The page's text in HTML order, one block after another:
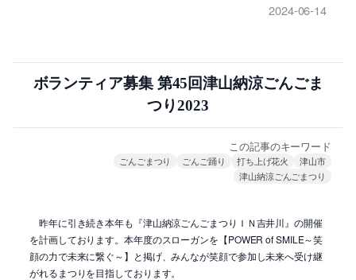
2024-06-14
ボランティア募集 第45回津山納涼ごんごま
つり2023
この記事のキーワード
ごんごまつり ごんご踊り 打ち上げ花火
津山市
津山納涼ごんごまつり
昨年に引き続き本年も『津山納涼ごんごまつりＩＮ吉井川』の開催
を計画しております。本年度のスローガンを【POWER of SMILE～笑
顔の力で未来に繋ぐ～】と掲げ、みんなが笑顔で参加し未来へ受け継
がれるまつりを目指しております。